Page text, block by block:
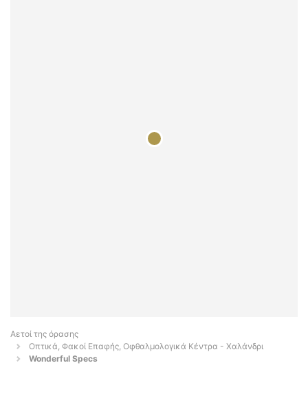
Αετοί της όρασης
Οπτικά, Φακοί Επαφής, Οφθαλμολογικά Κέντρα - Χαλάνδρι
Wonderful Specs